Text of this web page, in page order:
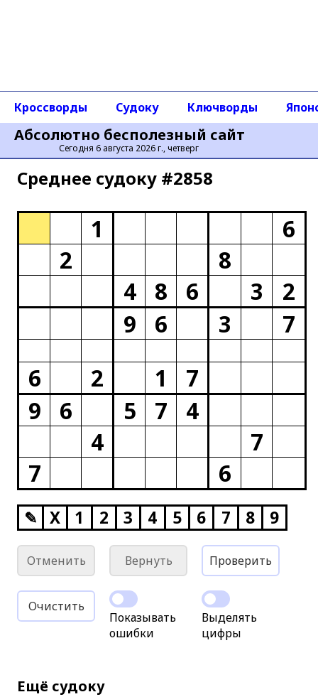
Абсолютно бесполезный сайт
Сегодня 6 августа 2026 г., четверг
Кроссворды Судоку Ключворды
Среднее cудоку #2858
1
6
2
8
4
8 6 3
2
9
6 3
7
6
2 1
7
9
6 5 7
4
4
7
7
6
✎ X 1 2 3 4 5 6 7 8 9
Отменить Вернуть Проверить
Очистить
Показывать
ошибки
Выделять
цифры
Ещё судоку